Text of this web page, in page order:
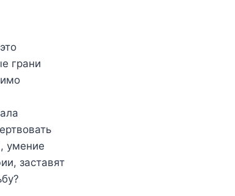
грани
умение
заставят